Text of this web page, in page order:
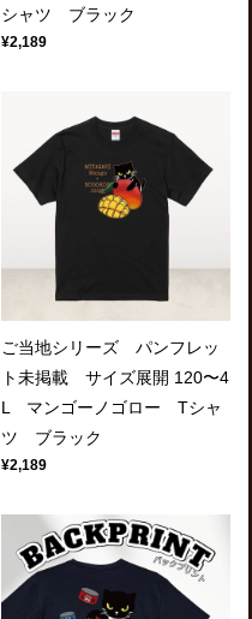
シャツ ブラック
¥2,189
ご当地シリーズ パンフレッ
ト未掲載 サイズ展開 120〜4
L マンゴーノゴロー Tシャ
ツ ブラック
¥2,189